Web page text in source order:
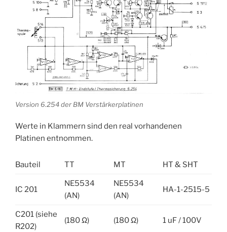
Version 6.254 der BM Verstärkerplatinen
Werte in Klammern sind den real vorhandenen
Platinen entnommen.
Bauteil TT MT HT & SHT
IC 201
NE5534
(AN)
NE5534
(AN)
HA-1-2515-5
C201 (siehe
R202)
(180 Ω) (180 Ω) 1 uF / 100V